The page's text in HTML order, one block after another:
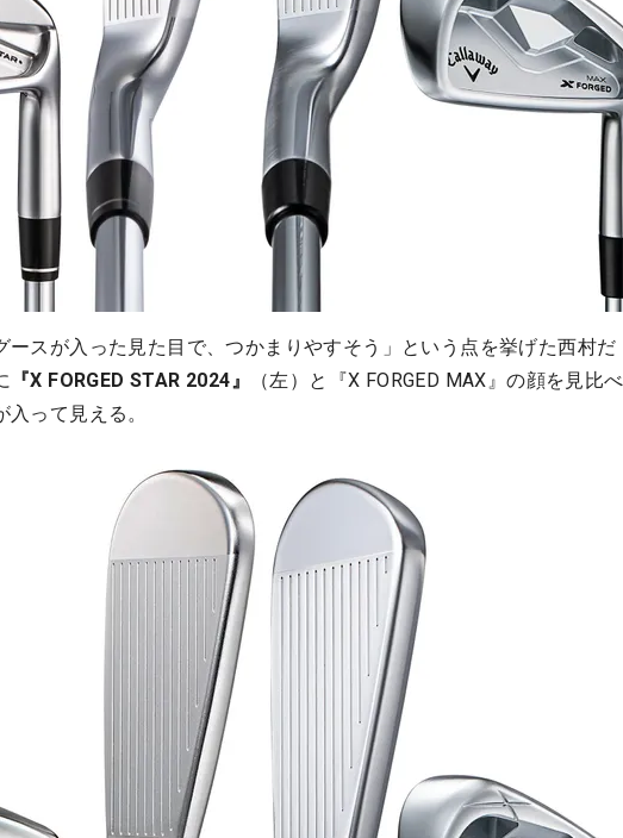
ースが入った見た目で、つかまりやすそう」という点を挙げた西村だ
『X FORGED STAR 2024』
（左）と『X FORGED MAX』の顔を見比
って見える。